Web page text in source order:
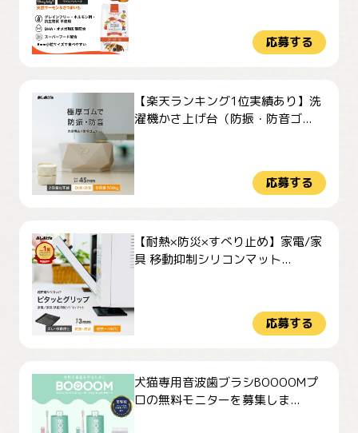
応募する
【楽天ランキング1位実績あり】洗
濯機かさ上げ台（防振・防音ゴ...
応募する
【耐熱×防災×すべり止め】家電/家
具 移動抑制シリコンマット...
応募する
犬猫専用音波歯ブラシBOOOOMプ
ロの無料モニターを募集しま...